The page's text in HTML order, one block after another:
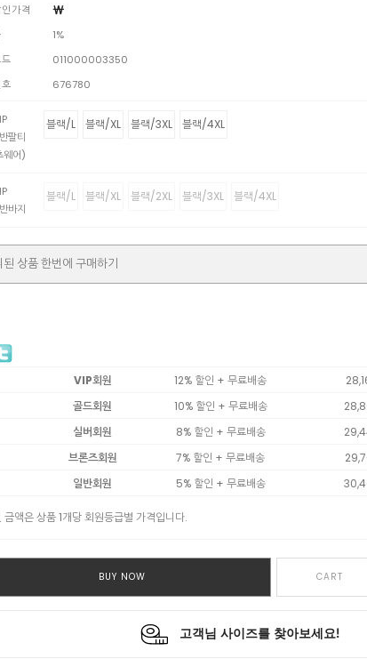
가격 ￦
1%
011000003350
676780
팔티
웨어)
블랙/L 블랙/XL 블랙/3XL 블랙/4XL
바지
블랙/L 블랙/XL 블랙/2XL 블랙/3XL 블랙/4XL
된 상품 한번에 구매하기
VIP회원 12% 할인 + 무료배송
골드회원
10% 할인 + 무료배송
실버회원
8% 할인 + 무료배송
브론즈회원
7% 할인 + 무료배송
일반회원
5% 할인 + 무료배송
금액은 상품 1개당 회원등급별 가격입니다.
BUY NOW CART